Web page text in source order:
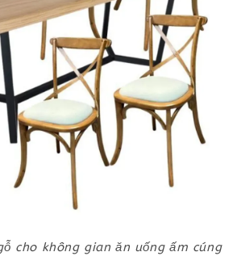
cho không gian ăn uống ấm cúng